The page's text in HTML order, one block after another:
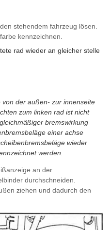
stehendem fahrzeug lösen.
kennzeichnen.
rad wieder an gleicher stelle
von der außen- zur innenseite
zum linken rad ist nicht
bremswirkung
einer achse
wieder
werden.
an der
durchschneiden.
ziehen und dadurch den